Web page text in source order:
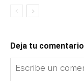
Deja tu comentario